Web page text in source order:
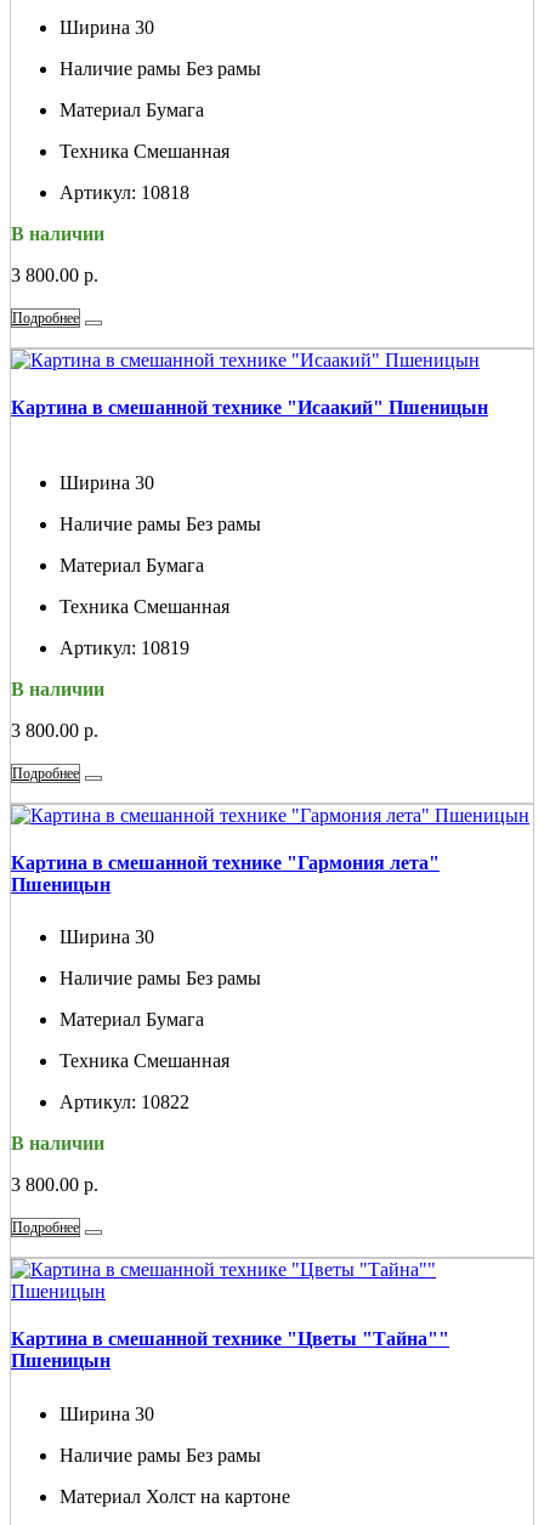
Ширина 30
Наличие рамы Без рамы
Материал Бумага
Техника Смешанная
Артикул: 10818
В наличии
3 800.00 р.
Подробнее
Картина в смешанной технике "Исаакий" Пшеницын
Ширина 30
Наличие рамы Без рамы
Материал Бумага
Техника Смешанная
Артикул: 10819
В наличии
3 800.00 р.
Подробнее
Картина в смешанной технике "Гармония лета"
Пшеницын
Ширина 30
Наличие рамы Без рамы
Материал Бумага
Техника Смешанная
Артикул: 10822
В наличии
3 800.00 р.
Подробнее
Картина в смешанной технике "Цветы "Тайна""
Пшеницын
Ширина 30
Наличие рамы Без рамы
Материал Холст на картоне